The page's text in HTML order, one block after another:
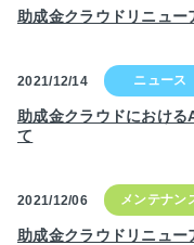
助成金クラウドリニュ
2021/12/14
助成金クラウドにおけ
て
2021/12/06
助成金クラウドリニュ